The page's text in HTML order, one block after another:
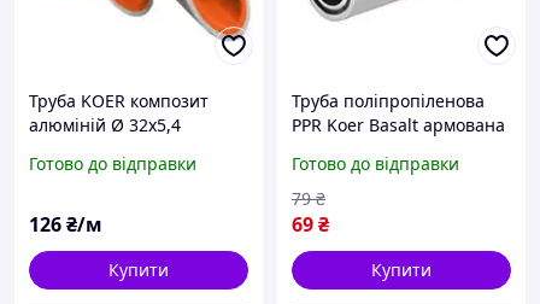
Труба KOER композит
алюміній Ø 32х5,4
Готово до відправки
126₴/м
Купити
Труба поліпропіленова
PPR Koer Basalt армована
2м для опалення сіра
Готово до відправки
69₴
79 ₴
Купити